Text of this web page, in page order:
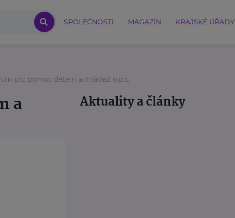
SPOLEČNOSTI MAGAZÍN KRAJSKÉ ÚŘADY
pro pomoc dětem a mládeži o.p.s.
a Aktuality a články